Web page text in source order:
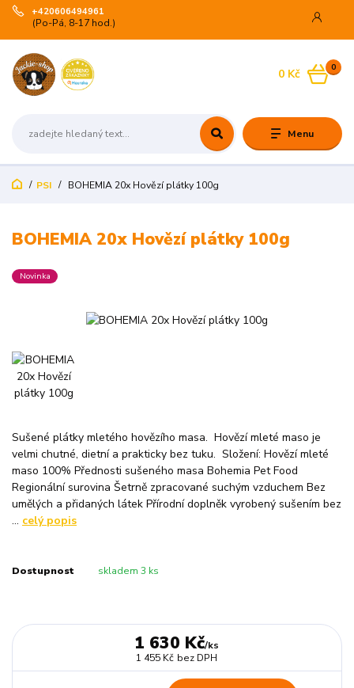
Menu
+420606494961
(Po-Pá, 8-17 hod.)
0
0 Kč
PSI BOHEMIA 20x Hovězí plátky 100g
BOHEMIA 20x Hovězí plátky 100g
Novinka
Sušené plátky mletého hovězího masa. Hovězí mleté maso je
velmi chutné, dietní a prakticky bez tuku. Složení: Hovězí mleté
maso 100% Přednosti sušeného masa Bohemia Pet Food
Regionální surovina Šetrně zpracované suchým vzduchem Bez
umělých a přidaných látek Přírodní doplněk vyrobený sušením bez
... celý popis
Dostupnost skladem 3 ks
1 630 Kč/ks
1 455 Kč bez DPH